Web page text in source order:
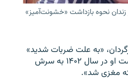
نحوه بازداشت «خشونت‌آمیز»
«به علت ضربات شدید»
که مأموران در هنگام بازداشت او در سال ۱۴۰۲ به سرش
مغزی شد».